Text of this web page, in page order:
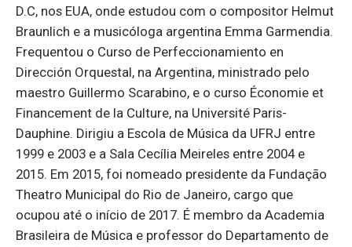
D.C, nos EUA, onde estudou com o compositor Helmut
Braunlich e a musicóloga argentina Emma Garmendia.
Frequentou o Curso de Perfeccionamiento en
Dirección Orquestal, na Argentina, ministrado pelo
maestro Guillermo Scarabino, e o curso Économie et
Financement de la Culture, na Université Paris-
Dauphine. Dirigiu a Escola de Música da UFRJ entre
1999 e 2003 e a Sala Cecília Meireles entre 2004 e
2015. Em 2015, foi nomeado presidente da Fundação
Theatro Municipal do Rio de Janeiro, cargo que
ocupou até o início de 2017. É membro da Academia
Brasileira de Música e professor do Departamento de